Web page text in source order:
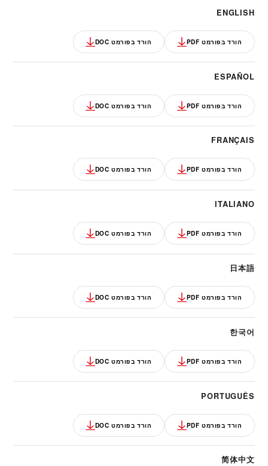
ENGLISH
הורד בפורמט PDF הורד בפורמט DOC
ESPAÑOL
הורד בפורמט PDF הורד בפורמט DOC
FRANÇAIS
הורד בפורמט PDF הורד בפורמט DOC
ITALIANO
הורד בפורמט PDF הורד בפורמט DOC
日本語
הורד בפורמט PDF הורד בפורמט DOC
한국어
הורד בפורמט PDF הורד בפורמט DOC
PORTUGUÊS
הורד בפורמט PDF הורד בפורמט DOC
简体中文